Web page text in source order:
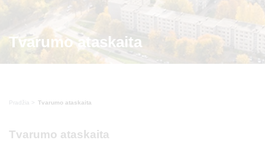
Tvarumo ataskaita
Pradžia Tvarumo ataskaita
Tvarumo ataskaita